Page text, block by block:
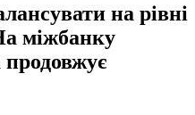
на рівні
міжбанку